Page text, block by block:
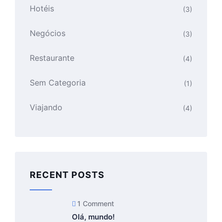
Hotéis (3)
Negócios (3)
Restaurante (4)
Sem Categoria (1)
Viajando (4)
RECENT POSTS
1 Comment
Olá, mundo!